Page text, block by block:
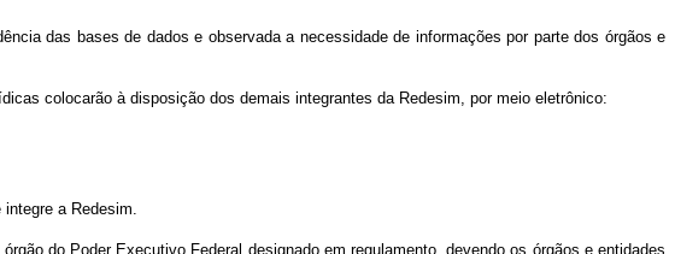
das bases de dados e observada a necessidade de informações por parte dos órgãos e
colocarão à disposição dos demais integrantes da Redesim, por meio eletrônico:
a Redesim.